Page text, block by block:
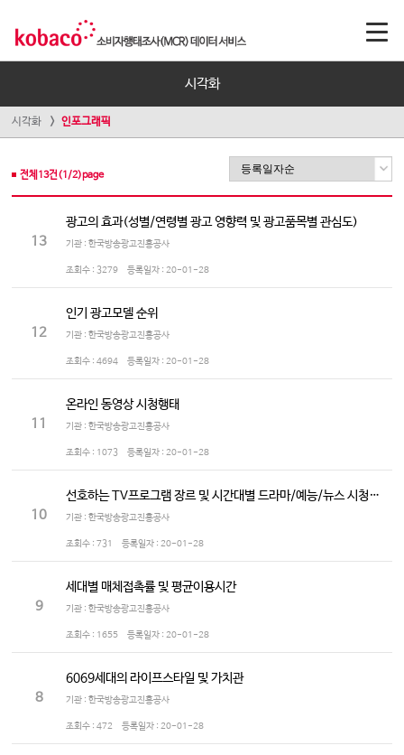
시각화
시각화 인포그래픽
전체 13건(1 /2)page
13
광고의 효과(성별/연령별 광고 영향력 및 광고품목별 관심도)
기관 : 한국방송광고진흥공사
조회수 : 3279 등록일자 : 20-01-28
12
인기 광고모델 순위
기관 : 한국방송광고진흥공사
조회수 : 4694 등록일자 : 20-01-28
11
온라인 동영상 시청행태
기관 : 한국방송광고진흥공사
조회수 : 1073 등록일자 : 20-01-28
10
선호하는 TV프로그램 장르 및 시간대별 드라마/예능/뉴스 시청정도
기관 : 한국방송광고진흥공사
조회수 : 731 등록일자 : 20-01-28
9
세대별 매체접촉률 및 평균이용시간
기관 : 한국방송광고진흥공사
조회수 : 1655 등록일자 : 20-01-28
8
6069세대의 라이프스타일 및 가치관
기관 : 한국방송광고진흥공사
조회수 : 472 등록일자 : 20-01-28